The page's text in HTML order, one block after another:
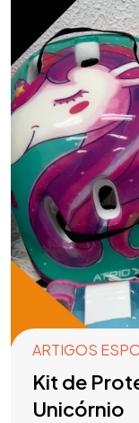
ARTIGOS
Kit de
Unicórnio